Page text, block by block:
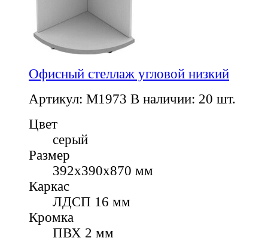
Офисный стеллаж угловой низкий
Артикул: M1973 В наличии: 20 шт.
Цвет
серый
Размер
392х390х870 мм
Каркас
ЛДСП 16 мм
Кромка
ПВХ 2 мм